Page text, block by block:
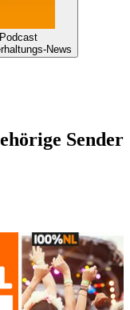
News
Sender